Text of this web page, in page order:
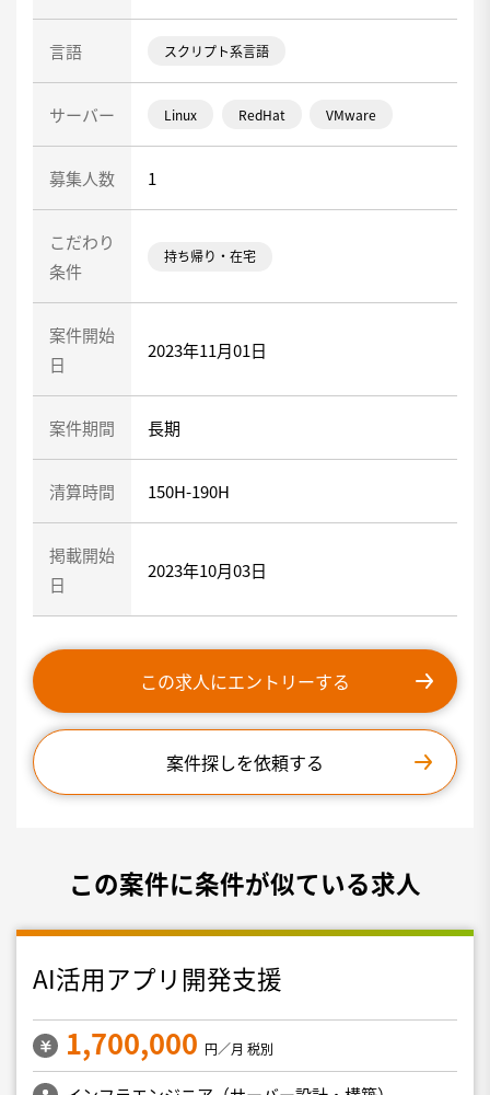
言語 スクリプト系言語
サーバー Linux RedHat VMware
募集人数 1
こだわり
条件
持ち帰り・在宅
案件開始
日
2023年11月01日
案件期間 長期
清算時間 150H-190H
掲載開始
日
2023年10月03日
この求人にエントリーする
案件探しを依頼する
この案件に条件が似ている求人
AI活用アプリ開発支援
1,700,000 円／月 税別